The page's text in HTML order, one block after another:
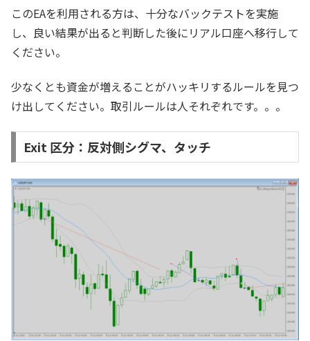
このEAを利用される方は、十分なバックテストを実施
し、良い結果が出ると判断した後にリアル口座へ移行して
ください。
少なくとも資金が増えることがハッキリするルールを見つ
け出してください。取引ルールは人それぞれです。。。
Exit 区分：反対側シグマ、タッチ